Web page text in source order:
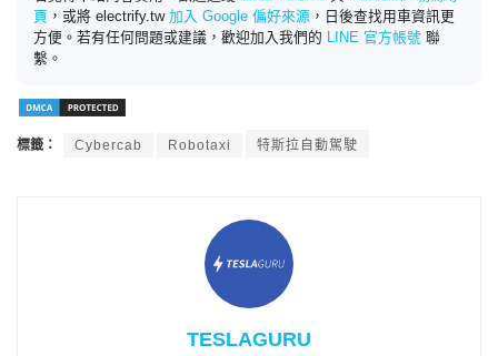
頁 ，或將 electrify.tw 加入 Google 偏好來源 ，日後查找用車資訊更
方便。若有任何問題或建議，歡迎加入我們的 LINE 官方帳號 聯
繫。
標籤： Cybercab Robotaxi 特斯拉自動駕駛
TESLAGURU